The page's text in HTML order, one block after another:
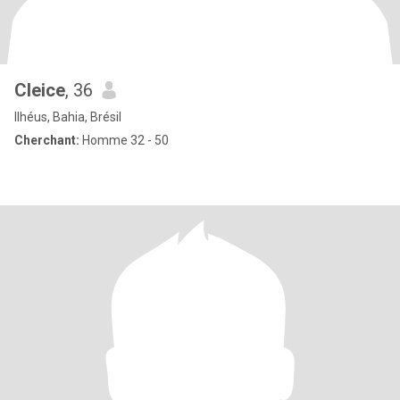
Cleice, 36
Ilhéus, Bahia, Brésil
Cherchant: Homme 32 - 50